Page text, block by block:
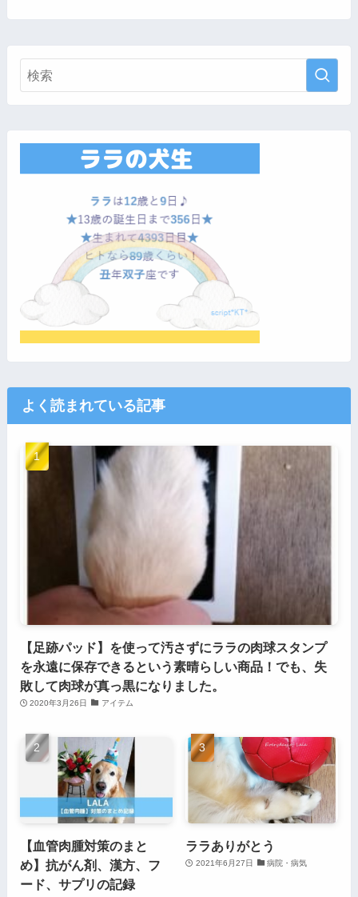
よく読まれている記事
【足跡パッド】を使って汚さずにララの肉球スタンプ
を永遠に保存できるという素晴らしい商品！でも、失
敗して肉球が真っ黒になりました。
2020年3月26日 アイテム
【血管肉腫対策のまと
め】抗がん剤、漢方、フ
ード、サプリの記録
ララありがとう
2021年6月27日 病院・病気